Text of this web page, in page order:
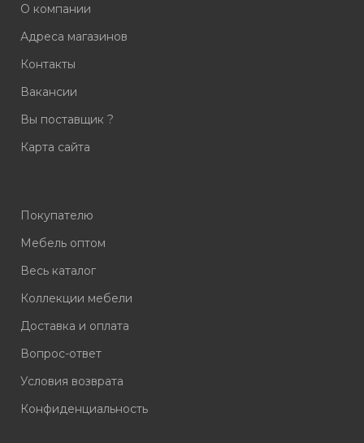
О компании
Адреса магазинов
Контакты
Вакансии
Вы поставщик ?
Карта сайта
Покупателю
Мебель оптом
Весь каталог
Коллекции мебели
Доставка и оплата
Вопрос-ответ
Условия возврата
Конфиденциальность